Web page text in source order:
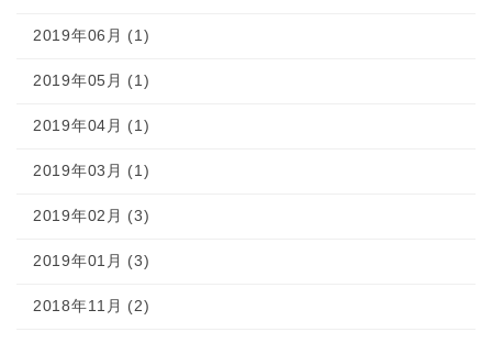
2019年06月 (1)
2019年05月 (1)
2019年04月 (1)
2019年03月 (1)
2019年02月 (3)
2019年01月 (3)
2018年11月 (2)